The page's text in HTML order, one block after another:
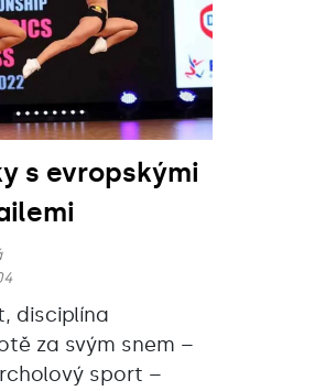
s evropskými
disciplína
za svým snem –
sport –